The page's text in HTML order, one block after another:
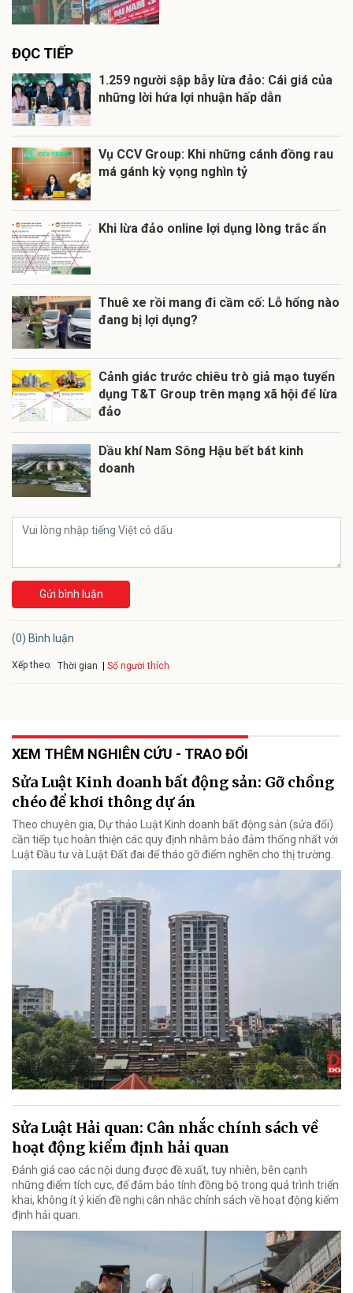
ĐỌC TIẾP
1.259 người sập bẫy lừa đảo: Cái giá của
những lời hứa lợi nhuận hấp dẫn
Vụ CCV Group: Khi những cánh đồng rau
má gánh kỳ vọng nghìn tỷ
Khi lừa đảo online lợi dụng lòng trắc ẩn
Thuê xe rồi mang đi cầm cố: Lỗ hổng nào
đang bị lợi dụng?
Cảnh giác trước chiêu trò giả mạo tuyển
dụng T&T Group trên mạng xã hội để lừa
đảo
Dầu khí Nam Sông Hậu bết bát kinh
doanh
Gửi bình luận
(0) Bình luận
Xếp theo: Thời gian Số người thích
XEM THÊM NGHIÊN CỨU - TRAO ĐỔI
Sửa Luật Kinh doanh bất động sản: Gỡ chồng
chéo để khơi thông dự án
Theo chuyên gia, Dự thảo Luật Kinh doanh bất động sản (sửa đổi)
cần tiếp tục hoàn thiện các quy định nhằm bảo đảm thống nhất với
Luật Đầu tư và Luật Đất đai để tháo gỡ điểm nghẽn cho thị trường.
Sửa Luật Hải quan: Cân nhắc chính sách về
hoạt động kiểm định hải quan
Đánh giá cao các nội dung được đề xuất, tuy nhiên, bên cạnh
những điểm tích cực, để đảm bảo tính đồng bộ trong quá trình triển
khai, không ít ý kiến đề nghị cân nhắc chính sách về hoạt động kiểm
định hải quan.